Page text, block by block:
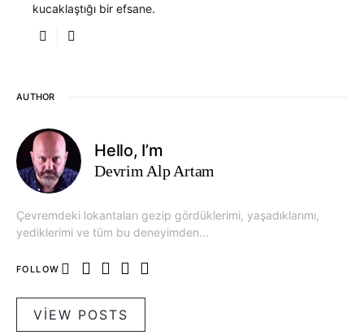
kucaklaştığı bir efsane.
AUTHOR
Hello, I’m
Devrim Alp Artam
Çevremdeki lokantaları gezip gördüklerimi, yaşadıklarımı,
yediklerimi ve tüm bu deneyimden…
FOLLOW
VIEW POSTS